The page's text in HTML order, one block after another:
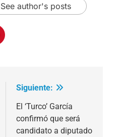
See author's posts
Siguiente:
El ‘Turco’ García
confirmó que será
candidato a diputado